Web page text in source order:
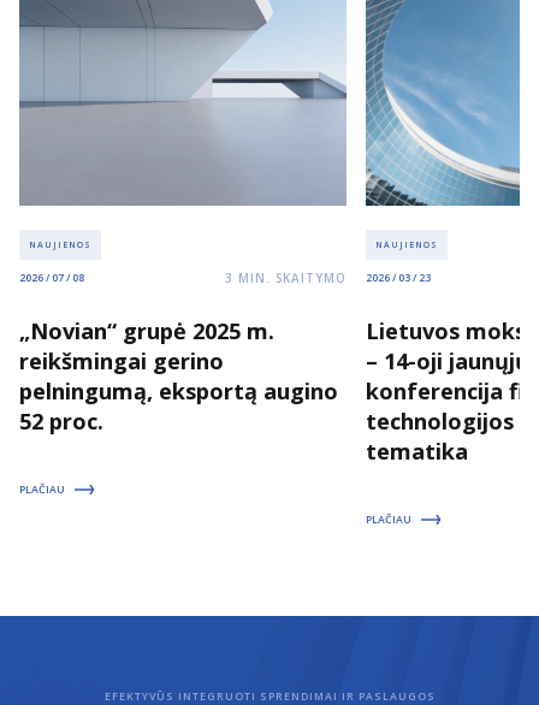
NAUJIENOS
2026 / 07 / 08 3 MIN. SKAITYMO
„Novian“ grupė 2025 m.
reikšmingai gerino
pelningumą, eksportą augino
52 proc.
PLAČIAU
NAUJIENOS
2026 / 03 / 23
Lietuvos
– 14-oji
konferencija
technologijos
tematika
PLAČIAU
EFEKTYVŪS INTEGRUOTI SPRENDIMAI IR PASLAUGOS